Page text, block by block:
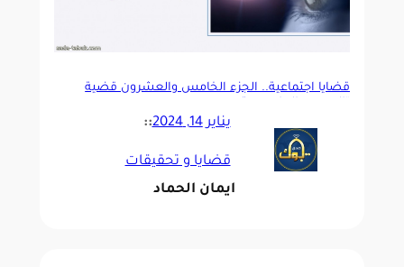
قضايا اجتماعية.. الجزء الخامس والعشرون قضية
يناير 14, 2024 ::
قضايا و تحقيقات
ايمان الحماد